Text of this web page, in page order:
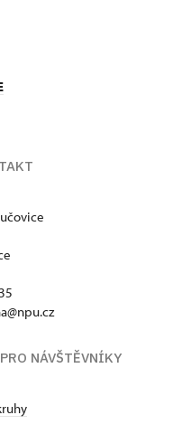
NÁVŠTĚVNÍKY